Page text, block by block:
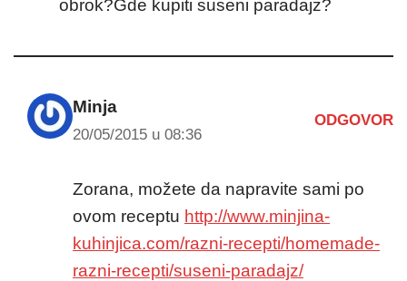
obrok?Gde kupiti suseni paradajz?
Minja
20/05/2015 u 08:36
ODGOVOR
Zorana, možete da napravite sami po
ovom receptu http://www.minjina-
kuhinjica.com/razni-recepti/homemade-
razni-recepti/suseni-paradajz/